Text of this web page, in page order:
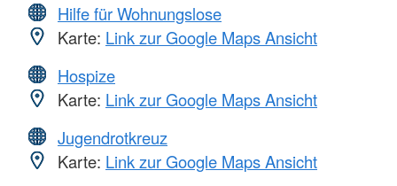
Hilfe für Wohnungslose
Karte: Link zur Google Maps Ansicht
Hospize
Karte: Link zur Google Maps Ansicht
Jugendrotkreuz
Karte: Link zur Google Maps Ansicht